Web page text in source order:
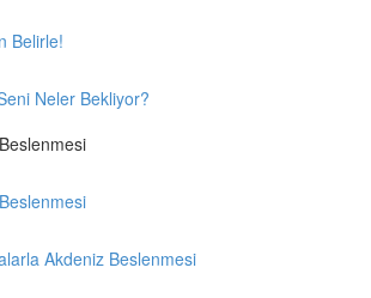
Belirle!
Neler Bekliyor?
Akdeniz Beslenmesi